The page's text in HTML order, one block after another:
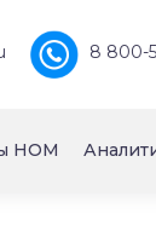
8 800-
НОМ